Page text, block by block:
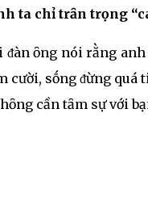
ta chỉ trȃn trọng
ȏng nói rằng
cười, sṓng ᵭừng
cần tȃm sự với